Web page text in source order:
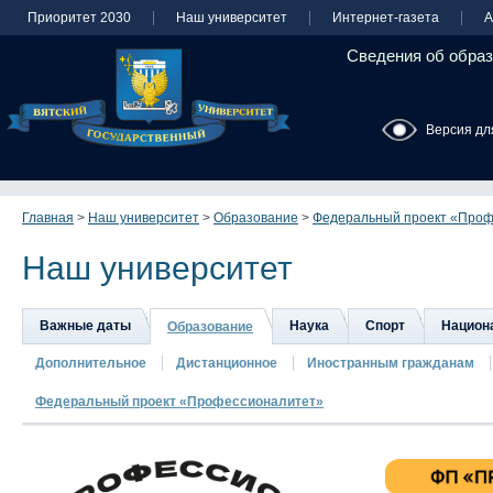
Приоритет 2030 Наш университет Интернет-газета
Сведения об
Версия
Главная > Наш университет > Образование > Федеральный проект
Наш университет
Важные даты Образование Наука Спорт
Дополнительное Дистанционное Иностранным гражданам
Федеральный проект «Профессионалитет»